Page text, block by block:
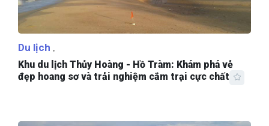
Du lịch
Khu du lịch Thủy Hoàng - Hồ Tràm: Khám phá vẻ
đẹp hoang sơ và trải nghiệm cắm trại cực chất